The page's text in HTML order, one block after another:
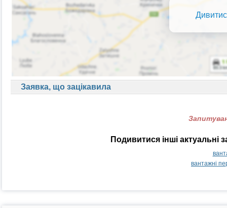
Заявка, що зацікавила
Подивитися інші
вантажні